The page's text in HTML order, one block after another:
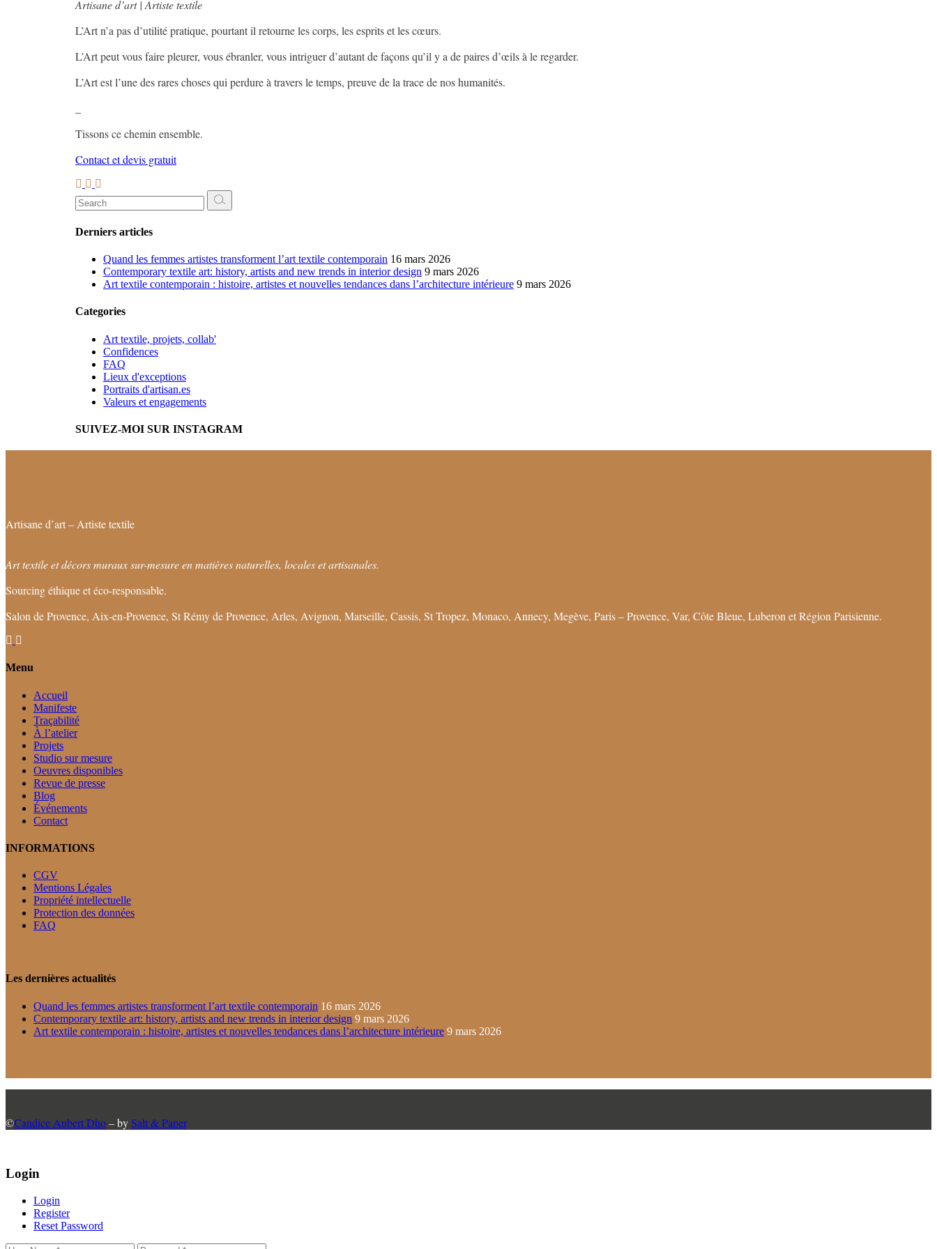
Artisane d’art | Artiste textile
L’Art n’a pas d’utilité pratique, pourtant il retourne les corps, les esprits et les cœurs.
L’Art peut vous faire pleurer, vous ébranler, vous intriguer d’autant de façons qu’il y a de paires d’œils à le regarder.
L’Art est l’une des rares choses qui perdure à travers le temps, preuve de la trace de nos humanités.
Tissons ce chemin ensemble.
Contact et devis gratuit
Search
for:
Derniers articles
Quand les femmes artistes transforment l’art textile contemporain 16 mars 2026
Contemporary textile art: history, artists and new trends in interior design 9 mars 2026
Art textile contemporain : histoire, artistes et nouvelles tendances dans l’architecture intérieure 9 mars 2026
Categories
Art textile, projets, collab'
Confidences
FAQ
Lieux d'exceptions
Portraits d'artisan.es
Valeurs et engagements
SUIVEZ-MOI SUR INSTAGRAM
Artisane d’art – Artiste textile
Art textile et décors muraux sur-mesure en matières naturelles, locales et artisanales.
Sourcing éthique et éco-responsable.
Salon de Provence, Aix-en-Provence, St Rémy de Provence, Arles, Avignon, Marseille, Cassis, St Tropez, Monaco, Annecy, Megève, Paris – Provence, Var, Côte Bleue, Luberon et Région Parisienne.
Menu
Accueil
Manifeste
Traçabilité
À l’atelier
Projets
Studio sur mesure
Oeuvres disponibles
Revue de presse
Blog
Événements
Contact
INFORMATIONS
CGV
Mentions Légales
Propriété intellectuelle
Protection des données
FAQ
Les dernières actualités
Quand les femmes artistes transforment l’art textile contemporain 16 mars 2026
Contemporary textile art: history, artists and new trends in interior design 9 mars 2026
Art textile contemporain : histoire, artistes et nouvelles tendances dans l’architecture intérieure 9 mars 2026
©Candice Aubert Dho– bySalt & Paper
Login
Login
Register
Reset Password